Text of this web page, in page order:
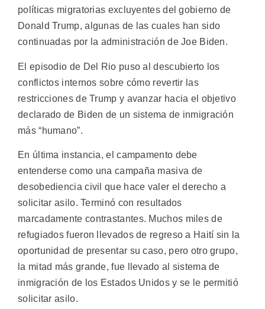
políticas migratorias excluyentes del gobierno de
Donald Trump, algunas de las cuales han sido
continuadas por la administración de Joe Biden.
El episodio de Del Rio puso al descubierto los
conflictos internos sobre cómo revertir las
restricciones de Trump y avanzar hacia el objetivo
declarado de Biden de un sistema de inmigración
más “humano”.
En última instancia, el campamento debe
entenderse como una campaña masiva de
desobediencia civil que hace valer el derecho a
solicitar asilo. Terminó con resultados
marcadamente contrastantes. Muchos miles de
refugiados fueron llevados de regreso a Haití sin la
oportunidad de presentar su caso, pero otro grupo,
la mitad más grande, fue llevado al sistema de
inmigración de los Estados Unidos y se le permitió
solicitar asilo.